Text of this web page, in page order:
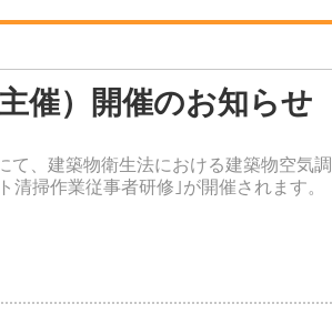
催）開催のお知らせ
、建築物衛生法における建築物空気調
掃作業従事者研修｣が開催されます。